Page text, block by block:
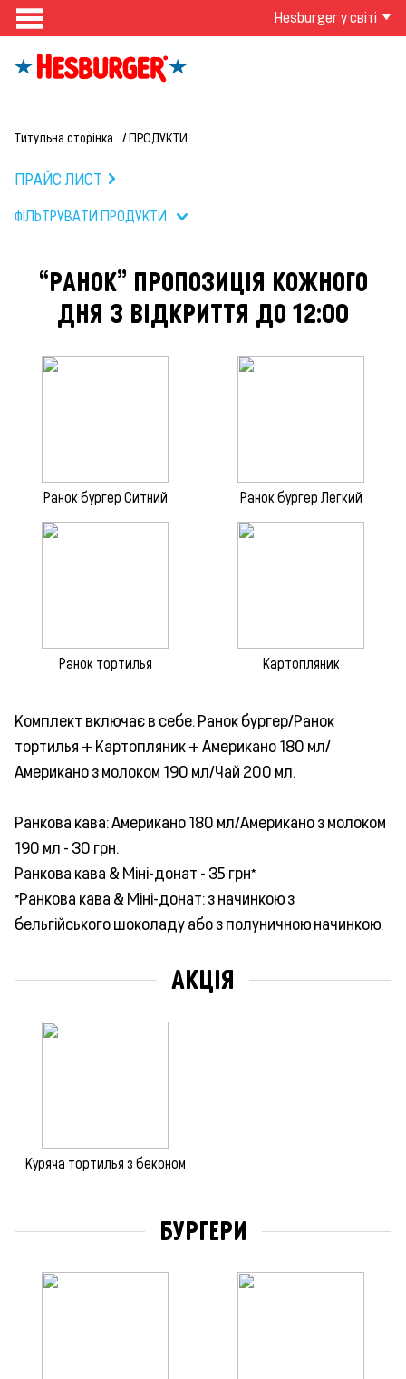
Hesburger у світі
Титульна сторінка ПРОДУКТИ
ПРАЙС ЛИСТ
ФІЛЬТРУВАТИ ПРОДУКТИ
“РАНОК” ПРОПОЗИЦІЯ КОЖНОГО
ДНЯ З ВІДКРИТТЯ ДО 12:00
Ранок бургер Ситний Ранок бургер Легкий
Ранок тортилья Картопляник
Комплект включає в себе: Ранок бургер/Ранок
тортилья + Картопляник + Американо 180 мл/
Американо з молоком 190 мл/Чай 200 мл.
Ранкова кава: Американо 180 мл/Американо з молоком
190 мл - 30 грн.
Ранкова кава & Міні-донат - 35 грн*
*Ранкова кава & Міні-донат: з начинкою з
бельгійського шоколаду або з полуничною начинкою.
АКЦІЯ
Куряча тортилья з беконом
БУРГЕРИ